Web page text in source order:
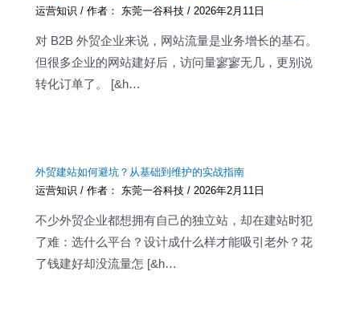
运营知识 / 作者： 东莞一谷科技/ 2026年2月11日
对 B2B 外贸企业来说，网站流量是业务增长的基石。
但很多企业的网站建好后，访问量寥寥无几，更别说
转化订单了。 [&h…
外贸建站如何避坑？从基础到维护的实战指南
运营知识 / 作者： 东莞一谷科技/ 2026年2月11日
不少外贸企业都想拥有自己的独立站，却在建站时犯
了难：选什么平台？设计成什么样才能吸引老外？花
了钱建好却没流量怎 [&h…